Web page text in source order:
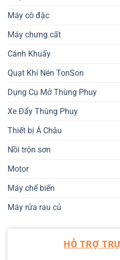
Máy cô đặc
Máy chưng cất
Cánh Khuấy
Quạt Khí Nén TonSon
Dụng Cụ Mở Thùng Phuy
Xe Đẩy Thùng Phuy
Thiết bị Á Châu
Nồi trộn sơn
Motor
Máy chế biến
Máy rửa rau củ
HỖ TRỢ